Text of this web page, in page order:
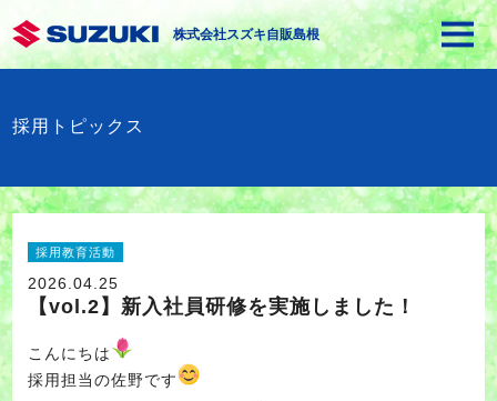
株式会社スズキ自販島根
採用トピックス
採用教育活動
2026.04.25
【vol.2】新入社員研修を実施しました！
こんにちは
採用担当の佐野です